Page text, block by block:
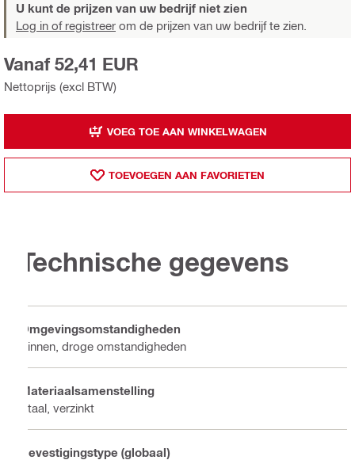
U kunt de prijzen van uw bedrijf niet zien
Log in of registreer om de prijzen van uw bedrijf te zien.
Nettoprijs (excl BTW)
Vanaf 52,41 EUR
VOEG TOE AAN WINKELWAGEN
TOEVOEGEN AAN FAVORIETEN
Technische gegevens
Omgevingsomstandigheden
Binnen, droge omstandigheden
Materiaalsamenstelling
Staal, verzinkt
Bevestigingstype (globaal)